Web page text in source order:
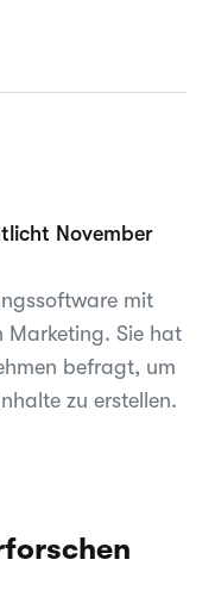
November
mit
Marketing. Sie hat
befragt, um
zu erstellen.